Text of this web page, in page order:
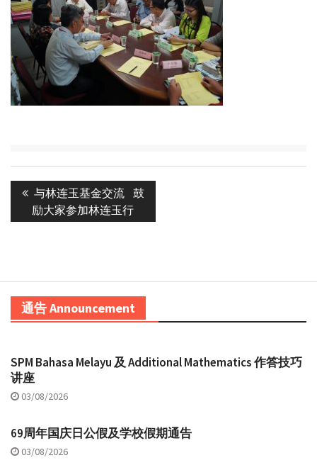
navigation
Previous
post:
与林连玉基金交流 鼓
励大家参加林连玉行
通告 Announcement
SPM Bahasa Melayu 及 Additional Mathematics 作答技巧
讲座
03/08/2026
69周年国庆日公假及学校假期通告
03/08/2026